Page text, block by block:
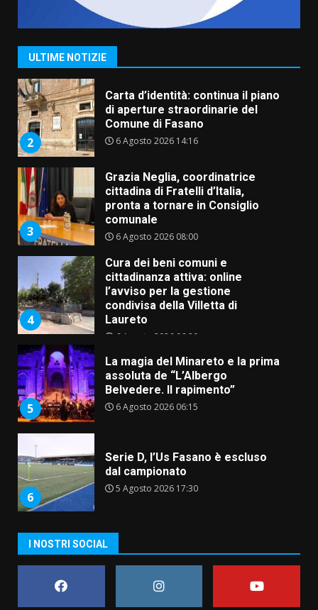
ULTIME NOTIZIE
1
Fasanese ferito a colpi di arma
da fuoco
6 Agosto 2026 18:13
2
Carta d’identità: continua il piano
di aperture straordinarie del
Comune di Fasano
6 Agosto 2026 14:16
3
Grazia Neglia, coordinatrice
cittadina di Fratelli d’Italia,
pronta a tornare in Consiglio
comunale
6 Agosto 2026 08:00
4
Cura dei beni comuni e
cittadinanza attiva: online
l’avviso per la gestione
condivisa della Villetta di
Laureto
6 Agosto 2026 06:20
5
La magia del Minareto e la prima
assoluta de “L’Albergo
Belvedere. Il rapimento”
6 Agosto 2026 06:15
6
Serie D, l’Us Fasano è escluso
dal campionato
5 Agosto 2026 17:30
Truffatori in azione nelle
I NOSTRI SOCIAL